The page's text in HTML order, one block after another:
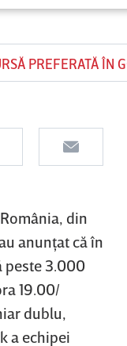
PREFERATĂ ÎN
din
anunţat că în
peste 3.000
19.00/
dublu,
a echipei